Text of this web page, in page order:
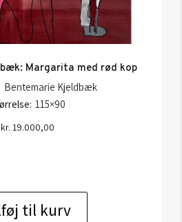
Margarita med rød kop
Bentemarie Kjeldbæk
115×90
kr. 19.000,00
til kurv